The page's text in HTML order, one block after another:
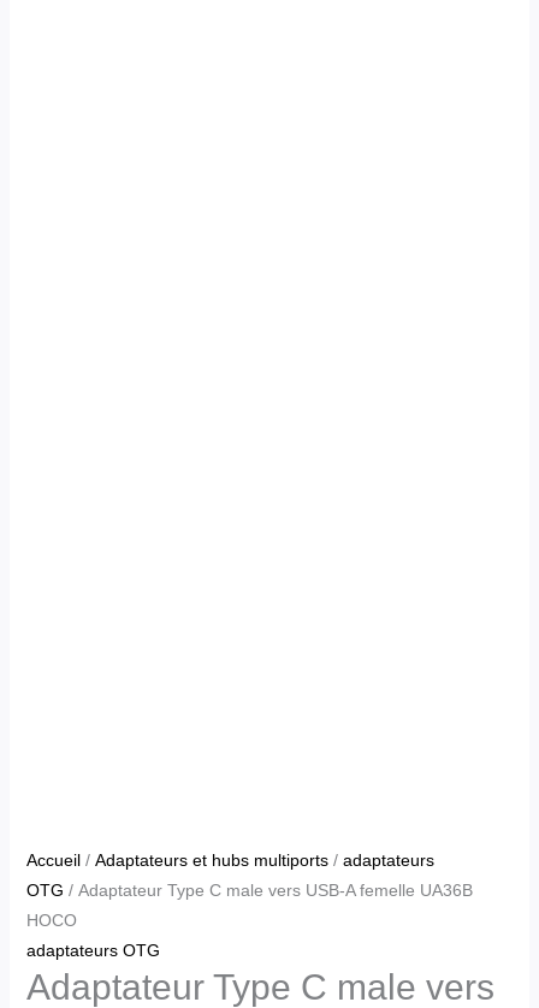
Accueil/ Adaptateurs et hubs multiports/ adaptateurs
OTG / Adaptateur Type C male vers USB-A femelle UA36B
HOCO
adaptateurs OTG
Adaptateur Type C male vers